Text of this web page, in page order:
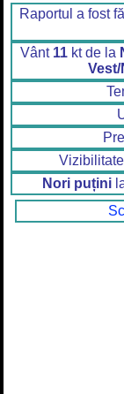
Raportul a fost
Vânt 11kt de la
Nori puțini